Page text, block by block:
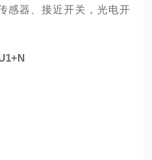
感器、接近开关，光电开